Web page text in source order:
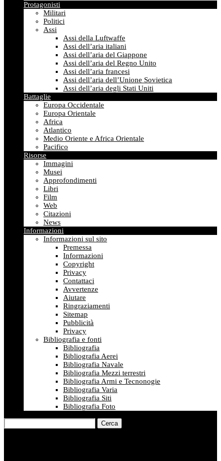
Protagonisti
Militari
Politici
Assi
Assi della Luftwaffe
Assi dell’aria italiani
Assi dell’aria del Giappone
Assi dell’aria del Regno Unito
Assi dell’aria francesi
Assi dell’aria dell’Unione Sovietica
Assi dell’aria degli Stati Uniti
Battaglie
Europa Occidentale
Europa Orientale
Africa
Atlantico
Medio Oriente e Africa Orientale
Pacifico
Risorse
Immagini
Musei
Approfondimenti
Libri
Film
Web
Citazioni
News
Informazioni
Informazioni sul sito
Premessa
Informazioni
Copyright
Privacy
Contattaci
Avvertenze
Aiutare
Ringraziamenti
Sitemap
Pubblicità
Privacy
Bibliografia e fonti
Bibliografia
Bibliografia Aerei
Bibliografia Navale
Bibliografia Mezzi terrestri
Bibliografia Armi e Tecnonogie
Bibliografia Varia
Bibliografia Siti
Bibliografia Foto
Cerca